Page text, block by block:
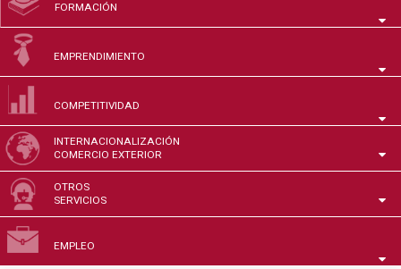
FORMACIÓN
EMPRENDIMIENTO
COMPETITIVIDAD
INTERNACIONALIZACIÓN
COMERCIO EXTERIOR
OTROS
SERVICIOS
EMPLEO